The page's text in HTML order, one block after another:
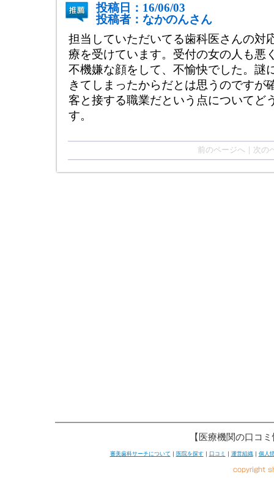
投稿日：16/06/03
投稿者：なかのんさん
担当していただいてる歯科医さんの対
療を受けています。受付の女の人も悪
不機嫌な顔をして、不愉快でした。謎
きてしまったからだとは思うのですが
客と接する職業だという点についてど
す。
前のページへ｜次の
【医療機関の口コ
審美歯科サーチについて ｜ 医院を探す｜ 口コミ ｜ 運営組織｜ 個人